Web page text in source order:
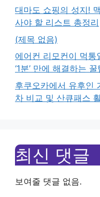
대마도 쇼핑의 성지!
사야 할 리스트 총정리
(제목 없음)
에어컨 리모컨이 먹통
‘1분’ 만에 해결하는 꿀
후쿠오카에서 유후인
차 비교 및 산큐패스
최신 댓글
보여줄 댓글 없음.